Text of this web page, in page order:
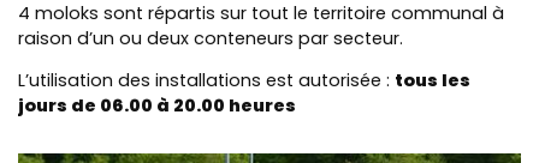
4 moloks sont répartis sur tout le territoire communal à
raison d’un ou deux conteneurs par secteur.
L’utilisation des installations est autorisée : tous les
jours de 06.00 à 20.00 heures